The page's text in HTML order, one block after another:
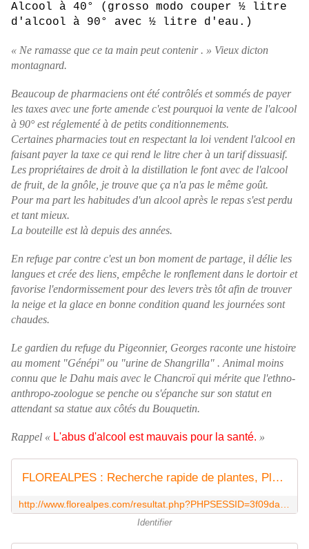
Alcool à 40° (grosso modo couper ½ litre
d'alcool à 90° avec ½ litre d'eau.)
« Ne ramasse que ce ta main peut contenir . » Vieux dicton
montagnard.
Beaucoup de pharmaciens ont été contrôlés et sommés de payer
les taxes avec une forte amende c'est pourquoi la vente de l'alcool
à 90° est réglementé à de petits conditionnements.
Certaines pharmacies tout en respectant la loi vendent l'alcool en
faisant payer la taxe ce qui rend le litre cher à un tarif dissuasif.
Les propriétaires de droit à la distillation le font avec de l'alcool
de fruit, de la gnôle, je trouve que ça n'a pas le même goût.
Pour ma part les habitudes d'un alcool après le repas s'est perdu
et tant mieux.
La bouteille est là depuis des années.
En refuge par contre c'est un bon moment de partage, il délie les
langues et crée des liens, empêche le ronflement dans le dortoir et
favorise l'endormissement pour des levers très tôt afin de trouver
la neige et la glace en bonne condition quand les journées sont
chaudes.
Le gardien du refuge du Pigeonnier, Georges raconte une histoire
au moment "Génépi" ou "urine de Shangrilla" . Animal moins
connu que le Dahu mais avec le Chancroï qui mérite que l'ethno-
anthropo-zoologue se penche ou s'épanche sur son statut en
attendant sa statue aux côtés du Bouquetin.
Rappel « L'abus d'alcool est mauvais pour la santé. »
FLOREALPES : Recherche rapide de plantes, Plantes dont les noms scientiques ou vernaculaires contiennent {...genepi...}
Identifier